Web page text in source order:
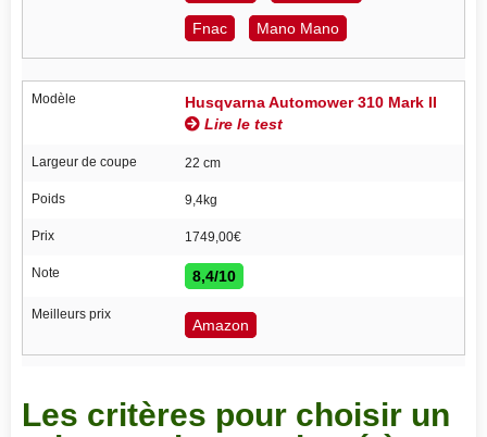
Fnac Mano Mano
Modèle
Husqvarna Automower 310 Mark II
Lire le test
Largeur de coupe 22 cm
Poids 9,4kg
Prix 1749,00€
Note 8,4/10
Meilleurs prix
Amazon
Les critères pour choisir un